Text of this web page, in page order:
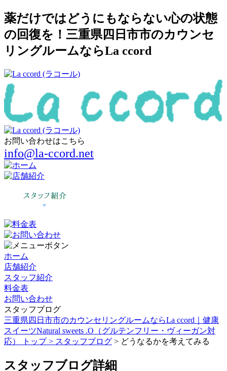
薬だけではどうにもならない心の状態
の回復を！三重県四日市市のカウンセ
リングルームならLa ccord
お問い合わせはこちら
info@la-ccord.net
ホーム
店舗紹介
スタッフ紹介
料金表
お問い合わせ
スタッフブログ
三重県四日市市のカウンセリングルームならLa ccord｜健康
スイーツNatural sweets .O（グルテンフリー・ヴィーガン対
応） トップ > スタッフブログ > どうなるかを考えてみる
スタッフブログ詳細